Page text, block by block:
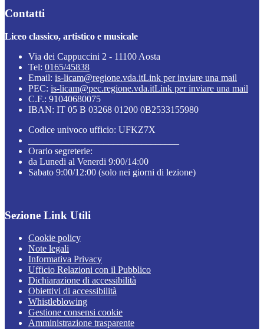
Contatti
Liceo classico, artistico e musicale
Via dei Cappuccini 2 - 11100 Aosta
Tel: 0165/45838
Email: is-licam@regione.vda.itLink per inviare una mail
PEC: is-licam@pec.regione.vda.itLink per inviare una mail
C.F.: 91040680075
IBAN: IT 05 B 03268 01200 0B2533155980
Codice univoco ufficio: UFKZ7X
Orario segreterie:
da Lunedi al Venerdi 9:00/14:00
Sabato 9:00/12:00 (solo nei giorni di lezione)
Sezione Link Utili
Cookie policy
Note legali
Informativa Privacy
Ufficio Relazioni con il Pubblico
Dichiarazione di accessibilità
Obiettivi di accessibilità
Whistleblowing
Gestione consensi cookie
Amministrazione trasparente